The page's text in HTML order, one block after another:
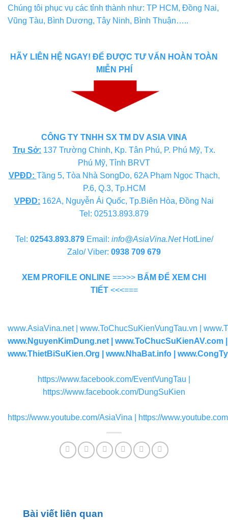
Chúng tôi phục vụ các tỉnh thành như: TP HCM, Đồng Nai,
Vũng Tàu, Bình Dương, Tây Ninh, Bình Thuận…..
HÃY LIÊN HỆ NGAY! ĐỂ ĐƯỢC TƯ VẤN HOÀN TOÀN
MIỄN PHÍ
CÔNG TY TNHH SX TM DV ASIA VINA
Trụ Sở: 137 Trường Chinh, Kp. Tân Phú, P. Phú Mỹ, Tx.
Phú Mỹ, Tỉnh BRVT
VPĐD: Tầng 5, Tòa Nhà SongDo, 62A Phạm Ngọc Thạch,
P.6, Q.3, Tp.HCM
VPĐD: 162A, Nguyễn Ái Quốc, Tp.Biên Hòa, Đồng Nai
Tel: 02513.893.879
Tel: 02543.893.879Email: info@AsiaVina.NetHotLine/
Zalo/ Viber: 0938 709 679
XEM PROFILE ONLINE ==>>> BẤM ĐỂ XEM CHI
TIẾT <<<===
www.AsiaVina.net| www.ToChucSuKienVungTau.vn
www.NguyenKimDung.net | www.ToChucSuKienAV.com
www.ThietBiSuKien.Org | www.NhaBat.info |
https://www.facebook.com/EventVungTau |
https://www.facebook.com/DungSuKien
https://www.youtube.com/AsiaVina https://
Bài viết liên quan